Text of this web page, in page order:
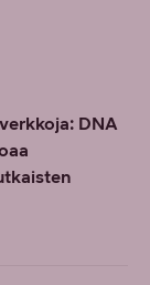
DNA